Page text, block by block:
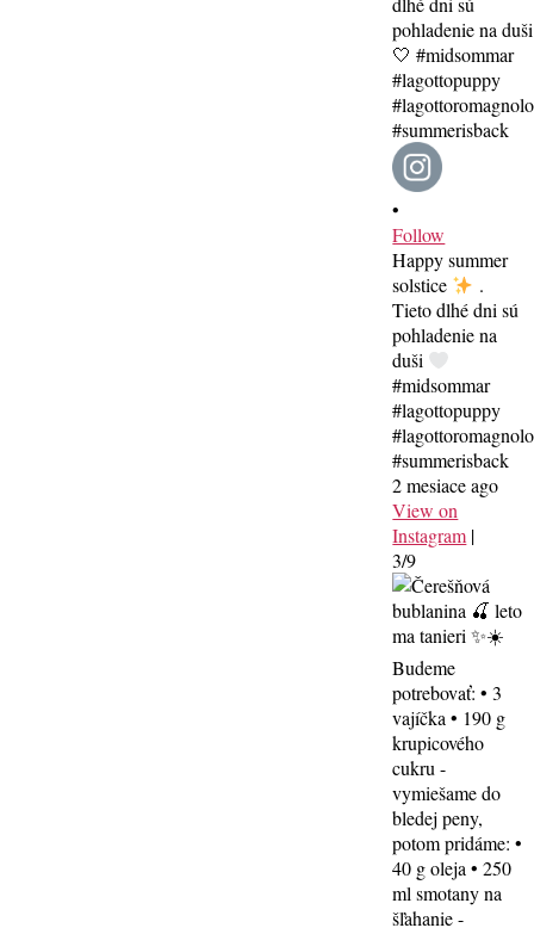
•
Follow
Happy summer
solstice
.
Tieto dlhé dni sú
pohladenie na
duši
#midsommar
#lagottopuppy
#lagottoromagnolo
#summerisback
2 mesiace ago
View on
Instagram |
3/9